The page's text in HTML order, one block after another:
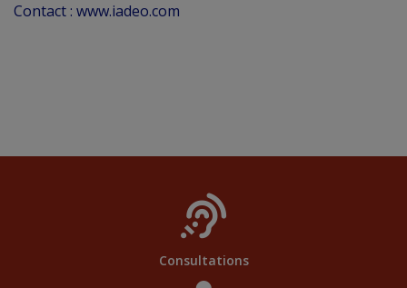
Contact : www.iadeo.com
Consultations